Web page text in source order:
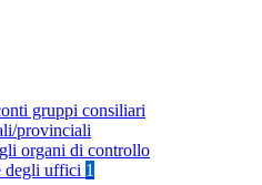
gruppi consiliari
provinciali
organi di controllo
degli uffici 1